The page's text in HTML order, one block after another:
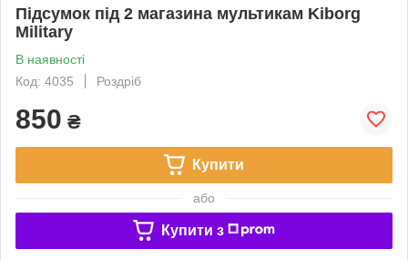
Підсумок під 2 магазина мультикам Kiborg
Military
В наявності
Код: 4035
Роздріб
850 ₴
Купити
або
Купити з